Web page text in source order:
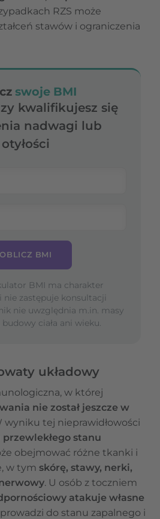
RZS może
stawów i ograniczenia
swoje BMI
kwalifikujesz się
nadwagi lub
otyłości
OBLICZ BMI
BMI ma charakter
nie zastępuje konsultacji
nie uwzględnia m.in. masy
ciała ani wieku.
układowy
w której
nie został jeszcze w
wyniku tej nieprawidłowości
przewlekłego stanu
obejmować różne tkanki i
w tym skórę, stawy, nerki,
. U osób z toczniem
atakuje własne
prowadzi do stanu zapalnego i